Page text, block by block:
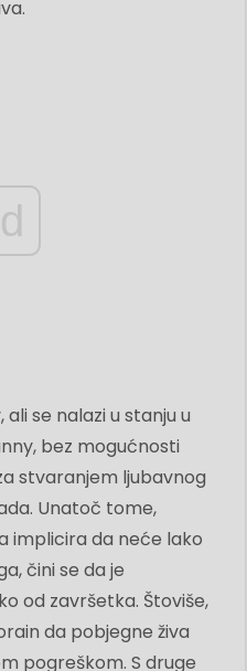
ali se nalazi u stanju u
bez mogućnosti
stvaranjem ljubavnog
Unatoč tome,
implicira da neće lako
čini se da je
od završetka. Štoviše,
da pobjegne živa
pogreškom. S druge